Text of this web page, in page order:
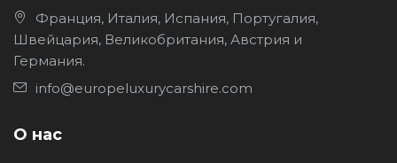
Франция, Италия, Испания, Португалия,
Швейцария, Великобритания, Австрия и
Германия.
info@europeluxurycarshire.com
О нас